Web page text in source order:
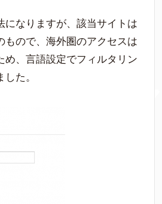
になりますが、該当サイトは
もので、海外圏のアクセスは
め、言語設定でフィルタリン
た。